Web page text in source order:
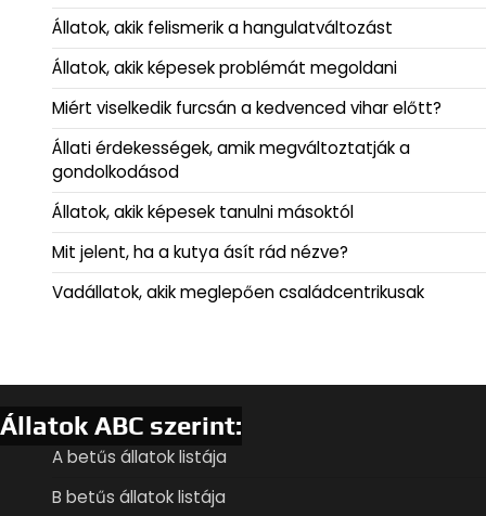
Állatok, akik felismerik a hangulatváltozást
Állatok, akik képesek problémát megoldani
Miért viselkedik furcsán a kedvenced vihar előtt?
Állati érdekességek, amik megváltoztatják a
gondolkodásod
Állatok, akik képesek tanulni másoktól
Mit jelent, ha a kutya ásít rád nézve?
Vadállatok, akik meglepően családcentrikusak
Állatok ABC szerint:
A betűs állatok listája
B betűs állatok listája